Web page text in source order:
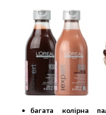
багата колірна